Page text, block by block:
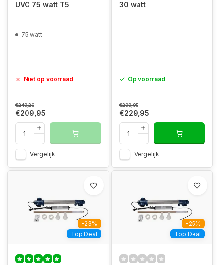
UVC 75 watt T5
75 watt
Niet op voorraad
€249,26
€209,95
Vergelijk
30 watt
Op voorraad
€299,95
€229,95
Vergelijk
-23%
Top Deal
-25%
Top Deal